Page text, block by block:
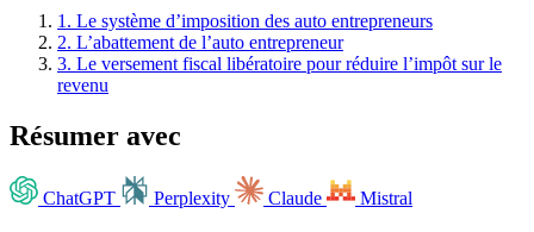
1. Le système d’imposition des auto entrepreneurs
2. L’abattement de l’auto entrepreneur
3. Le versement fiscal libératoire pour réduire l’impôt sur le
revenu
Résumer avec
ChatGPT Perplexity Claude Mistral